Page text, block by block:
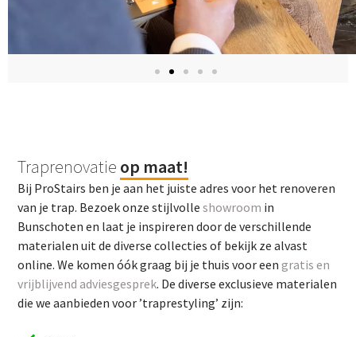
Traprenovatie op maat!
Bij ProStairs ben je aan het juiste adres voor het renoveren
van je trap. Bezoek onze stijlvolleshowroom in
Bunschoten en laat je inspireren door de verschillende
materialen uit de diverse collecties of bekijk ze alvast
online. We komen óók graag bij je thuis voor eengratis en
vrijblijvend adviesgesprek. De diverse exclusieve materialen
die we aanbieden voor ’traprestyling’ zijn: